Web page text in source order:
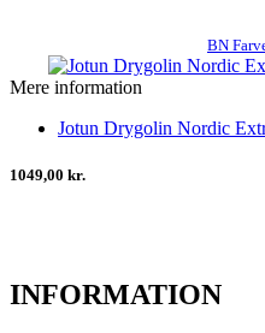
BN
Mere information
Jotun Drygolin Nordic
1049,00 kr.
INFORMATION